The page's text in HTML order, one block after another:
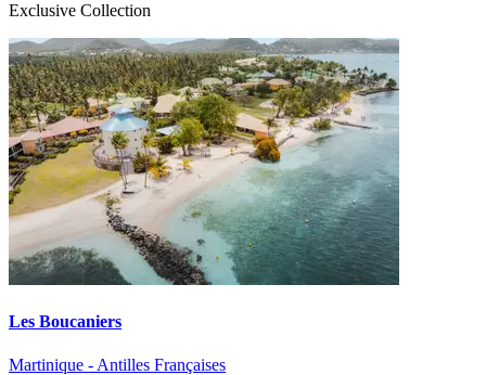
Exclusive Collection
Les Boucaniers
Martinique - Antilles Françaises